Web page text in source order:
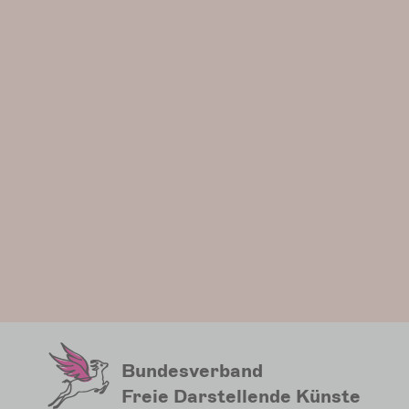
Bundesverband
Freie Darstellende Künste